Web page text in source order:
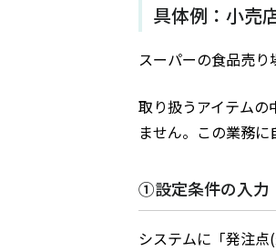
具体例：小売
スーパーの食品売り
取り扱うアイテム
ません。この業務に
①設定条件の入力
システムに「発注